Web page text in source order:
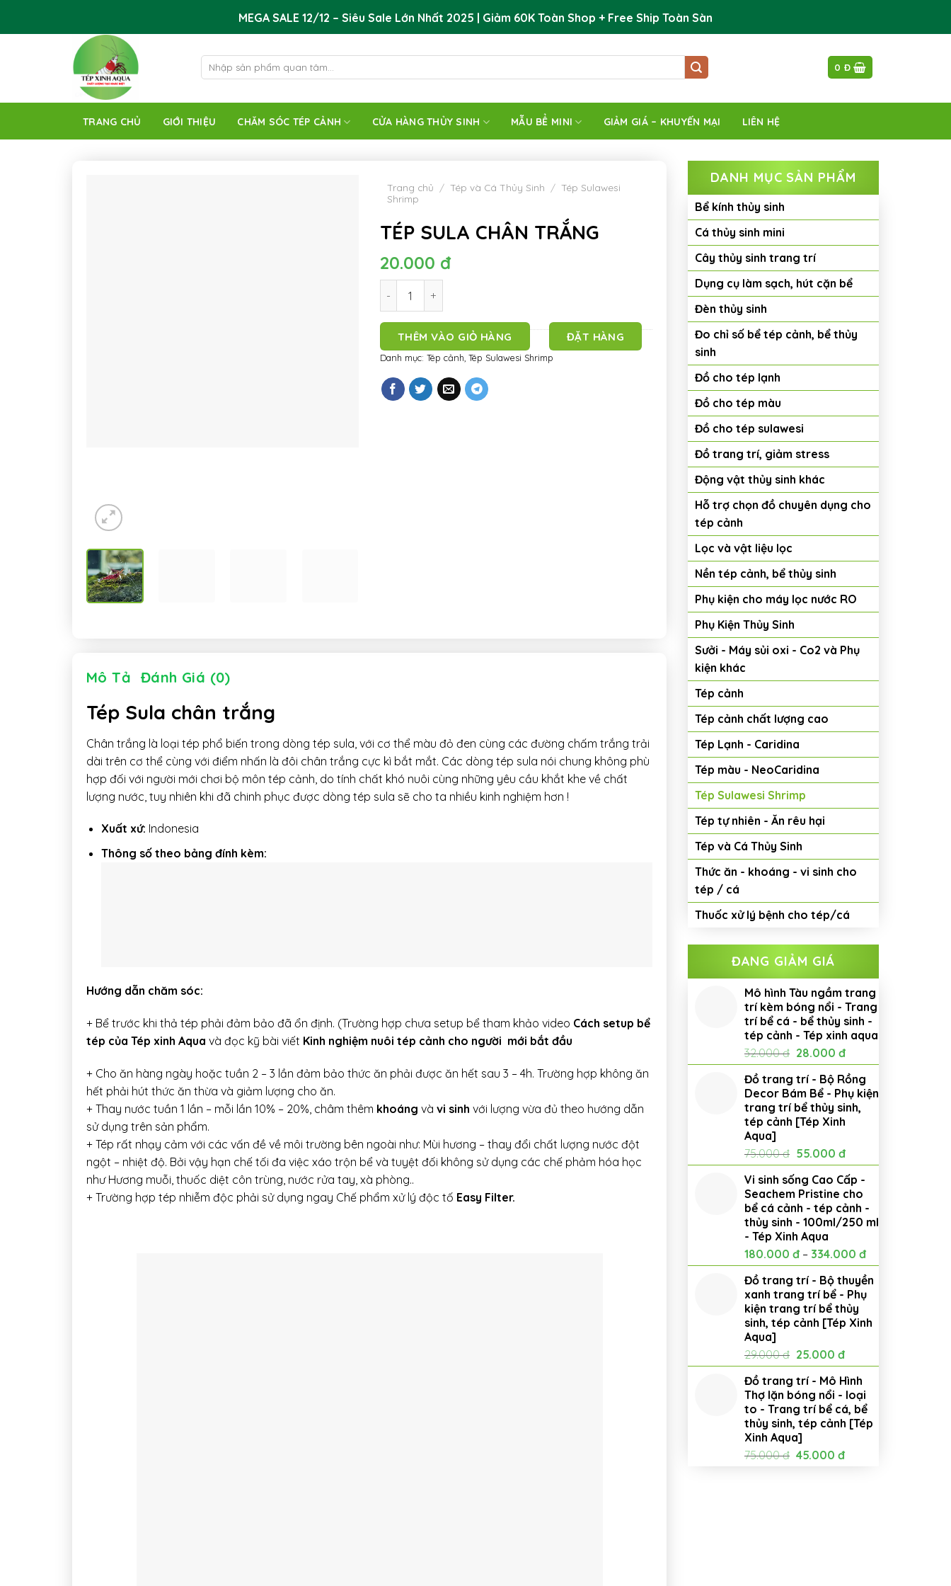
MEGA SALE 12/12 – Siêu Sale Lớn Nhất 2025 | Giảm 60K Toàn Shop + Free Ship Toàn Sàn
kiếm:
0 Đ
TRANG CHỦ GIỚI THIỆU CHĂM SÓC TÉP CẢNH CỬA HÀNG THỦY SINH MẪU BỂ MINI GIẢM GIÁ – KHUYẾN MẠI LIÊN HỆ
DANH MỤC SẢN PHẨM
Bể kính thủy sinh
Cá thủy sinh mini
Cây thủy sinh trang trí
Dụng cụ làm sạch, hút cặn bể
Đèn thủy sinh
Đo chỉ số bể tép cảnh, bể thủy
sinh
Đồ cho tép lạnh
Đồ cho tép màu
Đồ cho tép sulawesi
Đồ trang trí, giảm stress
Động vật thủy sinh khác
Hỗ trợ chọn đồ chuyên dụng cho
tép cảnh
Lọc và vật liệu lọc
Nền tép cảnh, bể thủy sinh
Phụ kiện cho máy lọc nước RO
Phụ Kiện Thủy Sinh
Sưởi - Máy sủi oxi - Co2 và Phụ
kiện khác
Tép cảnh
Tép cảnh chất lượng cao
Tép Lạnh - Caridina
Tép màu - NeoCaridina
Tép Sulawesi Shrimp
Tép tự nhiên - Ăn rêu hại
Tép và Cá Thủy Sinh
Thức ăn - khoáng - vi sinh cho
tép / cá
Thuốc xử lý bệnh cho tép/cá
ĐANG GIẢM GIÁ
Mô hình Tàu ngầm trang
trí kèm bóng nổi - Trang
trí bể cá - bể thủy sinh -
tép cảnh - Tép xinh aqua
32.000đ Giá
gốc
là:
32.000 đ.
28.000 đGiá
hiện
tại
là:
28.000 đ.
Đồ trang trí - Bộ Rồng
Decor Bám Bể - Phụ kiện
trang trí bể thủy sinh,
tép cảnh [Tép Xinh
Aqua]
75.000đ Giá
gốc
là:
75.000 đ.
55.000 đGiá
hiện
tại
là:
55.000 đ.
Vi sinh sống Cao Cấp -
Seachem Pristine cho
bể cá cảnh - tép cảnh -
thủy sinh - 100ml/250 ml
- Tép Xinh Aqua
180.000 đ – 334.000 đ
Đồ trang trí - Bộ thuyền
xanh trang trí bể - Phụ
kiện trang trí bể thủy
sinh, tép cảnh [Tép Xinh
Aqua]
29.000đ Giá
gốc
là:
29.000 đ.
25.000 đGiá
hiện
tại
là:
25.000 đ.
Đồ trang trí - Mô Hình
Thợ lặn bóng nổi - loại
to - Trang trí bể cá, bể
thủy sinh, tép cảnh [Tép
Xinh Aqua]
75.000đ Giá
45.000 đGiá
Trang chủ / Tép và Cá Thủy Sinh / Tép Sulawesi
Shrimp
TÉP SULA CHÂN TRẮNG
20.000 đ
THÊM VÀO GIỎ HÀNG ĐẶT HÀNG
Danh mục: Tép cảnh, Tép Sulawesi Shrimp
Mô Tả Đánh Giá (0)
Tép Sula chân trắng
Chân trắng là loại tép phổ biến trong dòng tép sula, với cơ thể màu đỏ đen cùng các đường chấm trắng trải
dài trên cơ thể cùng với điểm nhấn là đôi chân trắng cực kì bắt mắt. Các dòng tép sula nói chung không phù
hợp đối với người mới chơi bộ môn tép cảnh, do tính chất khó nuôi cùng những yêu cầu khắt khe về chất
lượng nước, tuy nhiên khi đã chinh phục được dòng tép sula sẽ cho ta nhiều kinh nghiệm hơn !
Xuất xứ: Indonesia
Thông số theo bảng đính kèm:
Hướng dẫn chăm sóc:
+ Bể trước khi thả tép phải đảm bảo đã ổn định. (Trường hợp chưa setup bể tham khảo video Cách setup bể
tép của Tép xinh Aqua và đọc kỹ bài viết Kinh nghiệm nuôi tép cảnh cho người mới bắt đầu
+ Cho ăn hàng ngày hoặc tuần 2 – 3 lần đảm bảo thức ăn phải được ăn hết sau 3 – 4h. Trường hợp không ăn
hết phải hút thức ăn thừa và giảm lượng cho ăn.
+ Thay nước tuần 1 lần – mỗi lần 10% – 20%, châm thêm khoáng và vi sinh với lượng vừa đủ theo hướng dẫn
sử dụng trên sản phẩm.
+ Tép rất nhạy cảm với các vấn đề về môi trường bên ngoài như: Mùi hương – thay đổi chất lượng nước đột
ngột – nhiệt độ. Bởi vậy hạn chế tối đa việc xáo trộn bể và tuyệt đối không sử dụng các chế phảm hóa học
như Hương muỗi, thuốc diệt côn trùng, nước rửa tay, xà phòng..
+ Trường hợp tép nhiễm độc phải sử dụng ngay Chế phẩm xử lý độc tố Easy Filter.